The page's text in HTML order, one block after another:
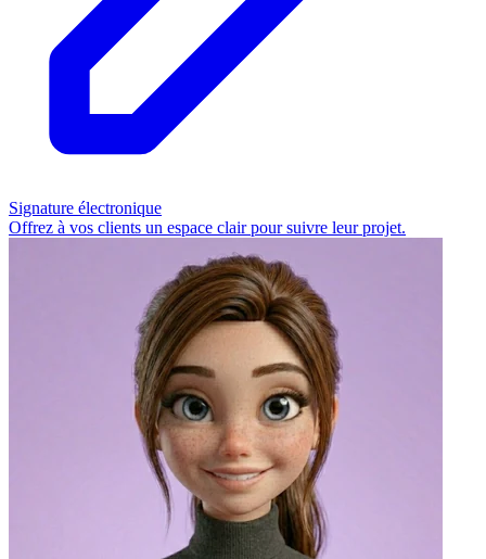
Signature électronique
Offrez à vos clients un espace clair pour suivre leur projet.